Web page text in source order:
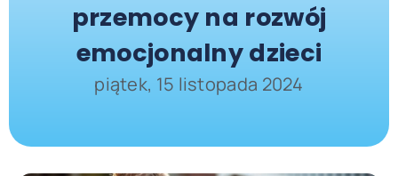
przemocy na rozwój
emocjonalny dzieci
piątek, 15 listopada 2024